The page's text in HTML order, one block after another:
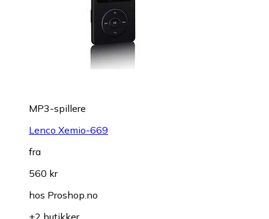
MP3-spillere
Lenco Xemio-669
fra
560 kr
hos Proshop.no